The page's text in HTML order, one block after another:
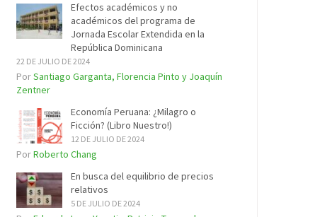
Efectos académicos y no
académicos del programa de
Jornada Escolar Extendida en la
República Dominicana
22 DE JULIO DE 2024
PorSantiago Garganta, Florencia Pinto y Joaquín
Zentner
Economía Peruana: ¿Milagro o
Ficción? (Libro Nuestro!)
12 DE JULIO DE 2024
PorRoberto Chang
En busca del equilibrio de precios
relativos
5 DE JULIO DE 2024